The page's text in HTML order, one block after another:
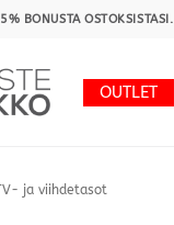
BONUSTA OSTOKSISTASI.
OUTLET
ja viihdetasot